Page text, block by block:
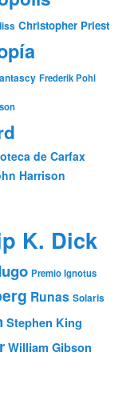
Christopher Priest
Frederik Pohl
de Carfax
Harrison
K. Dick
Premio Ignotus
Runas Solaris
Stephen King
William Gibson